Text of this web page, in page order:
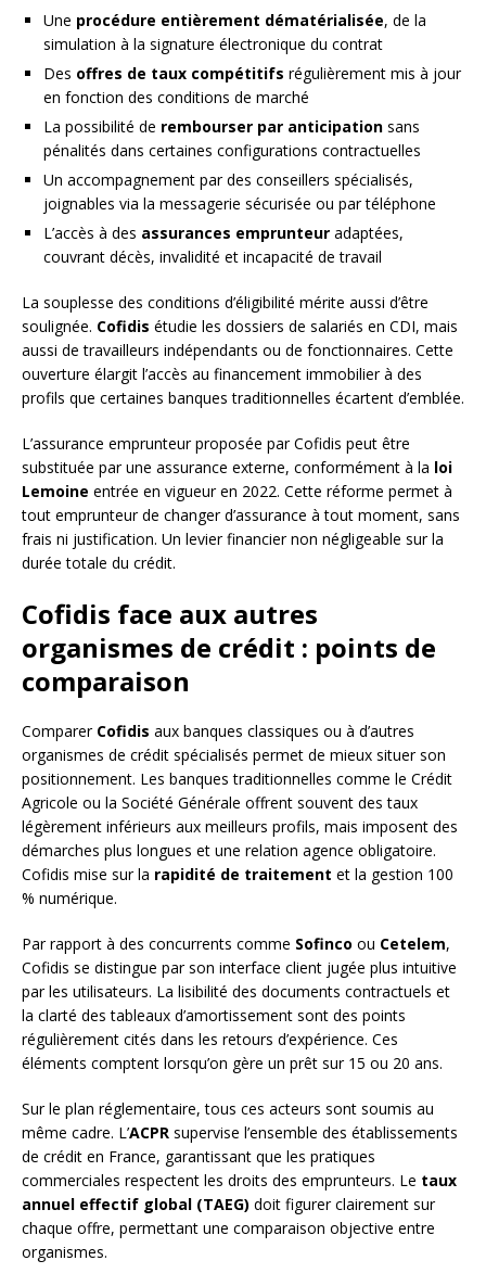
Une procédure entièrement dématérialisée, de la
simulation à la signature électronique du contrat
Des offres de taux compétitifs régulièrement mis à jour
en fonction des conditions de marché
La possibilité de rembourser par anticipation sans
pénalités dans certaines configurations contractuelles
Un accompagnement par des conseillers spécialisés,
joignables via la messagerie sécurisée ou par téléphone
L’accès à des assurances emprunteur adaptées,
couvrant décès, invalidité et incapacité de travail
La souplesse des conditions d’éligibilité mérite aussi d’être
soulignée. Cofidis étudie les dossiers de salariés en CDI, mais
aussi de travailleurs indépendants ou de fonctionnaires. Cette
ouverture élargit l’accès au financement immobilier à des
profils que certaines banques traditionnelles écartent d’emblée.
L’assurance emprunteur proposée par Cofidis peut être
substituée par une assurance externe, conformément à la loi
Lemoine entrée en vigueur en 2022. Cette réforme permet à
tout emprunteur de changer d’assurance à tout moment, sans
frais ni justification. Un levier financier non négligeable sur la
durée totale du crédit.
Cofidis face aux autres
organismes de crédit : points de
comparaison
Comparer Cofidis aux banques classiques ou à d’autres
organismes de crédit spécialisés permet de mieux situer son
positionnement. Les banques traditionnelles comme le Crédit
Agricole ou la Société Générale offrent souvent des taux
légèrement inférieurs aux meilleurs profils, mais imposent des
démarches plus longues et une relation agence obligatoire.
Cofidis mise sur la rapidité de traitement et la gestion 100
% numérique.
Par rapport à des concurrents comme Sofinco ou Cetelem,
Cofidis se distingue par son interface client jugée plus intuitive
par les utilisateurs. La lisibilité des documents contractuels et
la clarté des tableaux d’amortissement sont des points
régulièrement cités dans les retours d’expérience. Ces
éléments comptent lorsqu’on gère un prêt sur 15 ou 20 ans.
Sur le plan réglementaire, tous ces acteurs sont soumis au
même cadre. L’ACPR supervise l’ensemble des établissements
de crédit en France, garantissant que les pratiques
commerciales respectent les droits des emprunteurs. Le taux
annuel effectif global (TAEG) doit figurer clairement sur
chaque offre, permettant une comparaison objective entre
organismes.